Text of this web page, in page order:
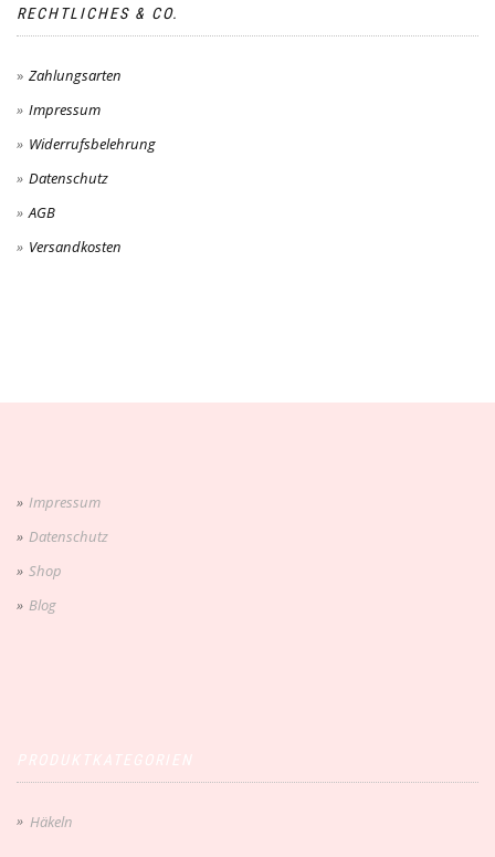
RECHTLICHES & CO.
Zahlungsarten
Impressum
Widerrufsbelehrung
Datenschutz
AGB
Versandkosten
Impressum
Datenschutz
Shop
Blog
Häkeln